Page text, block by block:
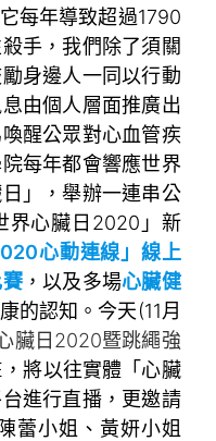
每年導致超過1790
手，我們除了須關
身邊人一同以行動
由個人層面推廣出
醒公眾對心血管疾
每年都會響應世界
」，舉辦一連串公
界心臟日2020」新
心動連線」線上
，以及多場心臟健
的認知。今天(11月
臟日2020暨跳繩強
，將以往實體「心臟
進行直播，更邀請
蕾小姐、黃妍小姐